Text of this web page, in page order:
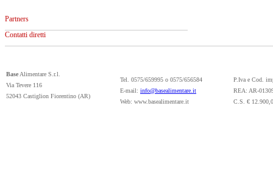
Partners
Contatti diretti
BaseAlimentare S.r.l.
Via Tevere 116
52043 Castiglion Fiorentino (AR)
Tel. 0575/659995 o 0575/656584
E-mail: info@basealimentare.it
Web: www.basealimentare.it
P.Iva e Cod.
REA: AR-
C.S. €